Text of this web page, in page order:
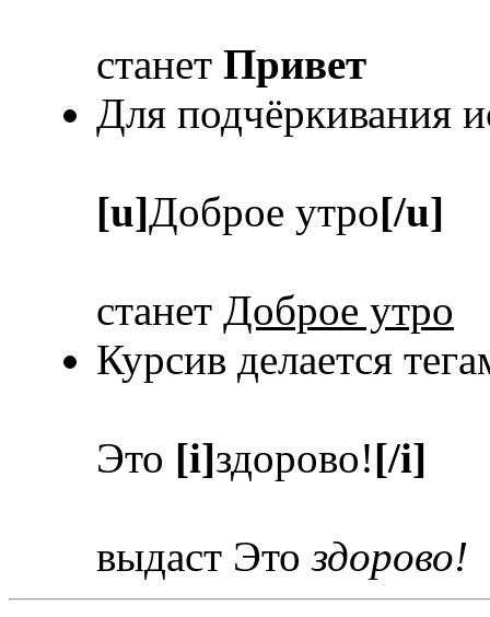
станет Привет
Для подчёркивания
[u]Доброе утро[/u]
станет Доброе утро
Курсив делается
Это [i]здорово![/i]
выдаст Этоздорово!